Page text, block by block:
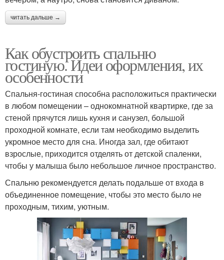
читать дальше →
Как обустроить спальню
гостиную. Идеи оформления, их
особенности
Спальня-гостиная способна расположиться практически
в любом помещении – однокомнатной квартирке, где за
стеной прячутся лишь кухня и санузел, большой
проходной комнате, если там необходимо выделить
укромное место для сна. Иногда зал, где обитают
взрослые, приходится отделять от детской спаленки,
чтобы у малыша было небольшое личное пространство.
Спальню рекомендуется делать подальше от входа в
объединенное помещение, чтобы это место было не
проходным, тихим, уютным.